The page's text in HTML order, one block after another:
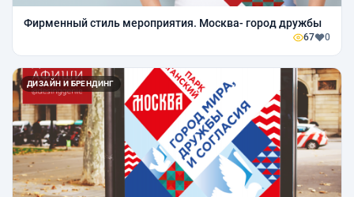
Фирменный стиль мероприятия. Москва- город дружбы
67 0
ДИЗАЙН И БРЕНДИНГ